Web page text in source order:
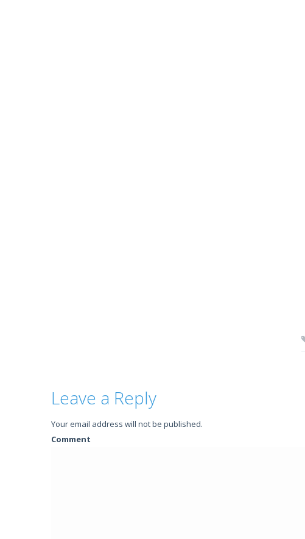
Leave a Reply
Your email address will not be published.
Comment